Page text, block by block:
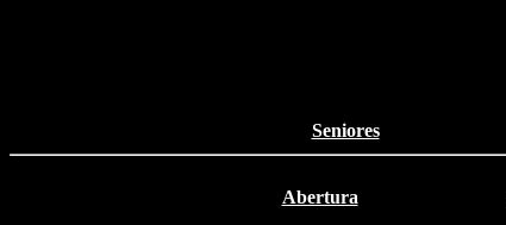
Seniores
Abertura